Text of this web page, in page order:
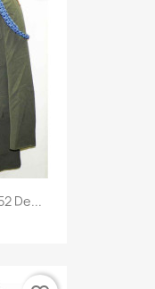
De...